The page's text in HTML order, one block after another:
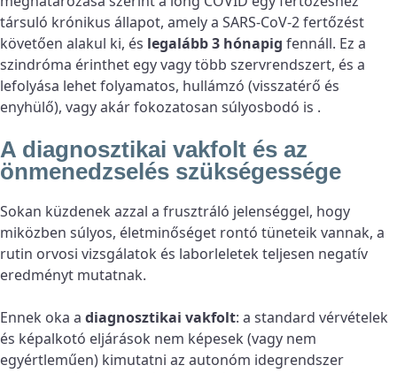
társuló krónikus állapot, amely a SARS-CoV-2 fertőzést
követően alakul ki, és legalább 3 hónapig fennáll. Ez a
szindróma érinthet egy vagy több szervrendszert, és a
lefolyása lehet folyamatos, hullámzó (visszatérő és
enyhülő), vagy akár fokozatosan súlyosbodó is .
A diagnosztikai vakfolt és az
önmenedzselés szükségessége
Sokan küzdenek azzal a frusztráló jelenséggel, hogy
miközben súlyos, életminőséget rontó tüneteik vannak, a
rutin orvosi vizsgálatok és laborleletek teljesen negatív
eredményt mutatnak.
Ennek oka a diagnosztikai vakfolt: a standard vérvételek
és képalkotó eljárások nem képesek (vagy nem
egyértleműen) kimutatni az autonóm idegrendszer